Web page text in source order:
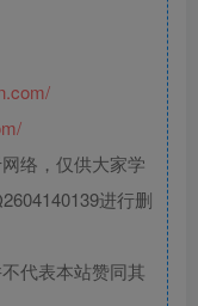
络，仅供大家学
进行删
代表本站赞同其